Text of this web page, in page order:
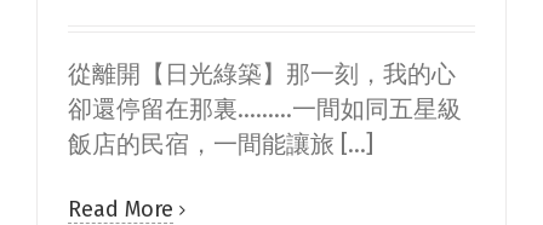
從離開【日光綠築】那一刻，我的心
卻還停留在那裏.........一間如同五星級
飯店的民宿，一間能讓旅 [...]
Read More